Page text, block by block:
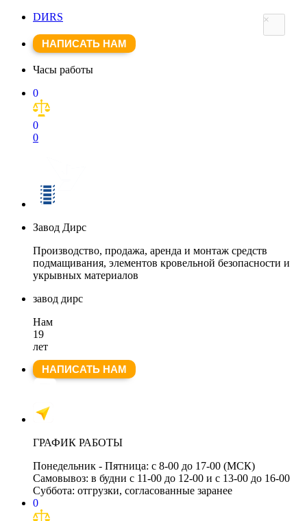
DИRS
НАПИСАТЬ НАМ
Часы работы
0
0
0
Завод Дирс
Производство, продажа, аренда и монтаж средств
подмащивания, элементов кровельной безопасности и
укрывных материалов
завод дирс
Нам
19
лет
НАПИСАТЬ НАМ
ГРАФИК РАБОТЫ
Понедельник - Пятница: с 8-00 до 17-00 (МСК)
Самовывоз: в будни с 11-00 до 12-00 и с 13-00 до 16-00
Суббота: отгрузки, согласованные заранее
0
×